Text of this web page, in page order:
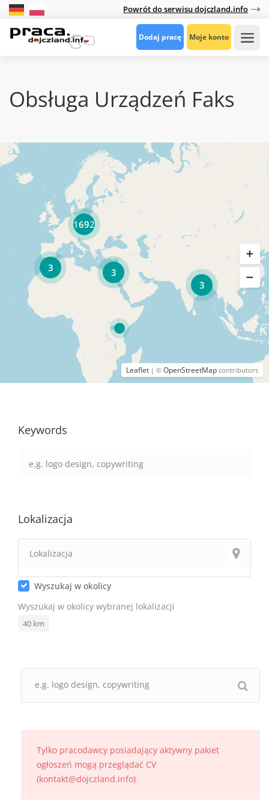
Powrót do serwisu dojczland.info
Dodaj pracę Moje konto
Obsługa Urządzeń Faks
3
3
3
1692
Leaflet | © OpenStreetMap contributors
Keywords
Lokalizacja
Wyszukaj w okolicy
Wyszukaj w okolicy wybranej lokalizacji
40 km
Tylko pracodawcy posiadający aktywny pakiet
ogłoszeń mogą przeglądać CV
(kontakt@dojczland.info)